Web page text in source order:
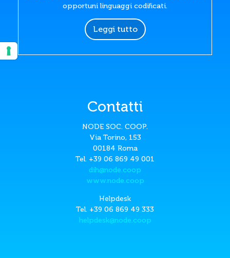
opportuni linguaggi codificati.
Leggi tutto
Contatti
NODE SOC. COOP.
Via Torino, 153
00184 Roma
Tel. +39 06 869 49 001
dih@node.coop
www.node.coop
Helpdesk
Tel. +39 06 869 49 333
helpdesk@node.coop